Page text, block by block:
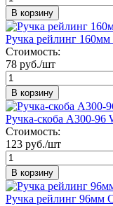
В корзину
Ручка рейлинг
Стоимость:
78 руб./шт
В корзину
Ручка-скоба A300-96
Стоимость:
123 руб./шт
В корзину
Ручка рейлинг 96мм